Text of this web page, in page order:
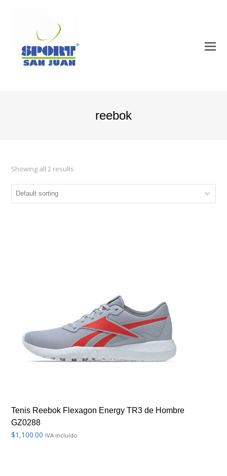
reebok
Showing all 2 results
Tenis Reebok Flexagon Energy TR3 de Hombre
GZ0288
$1,100.00 IVA incluído